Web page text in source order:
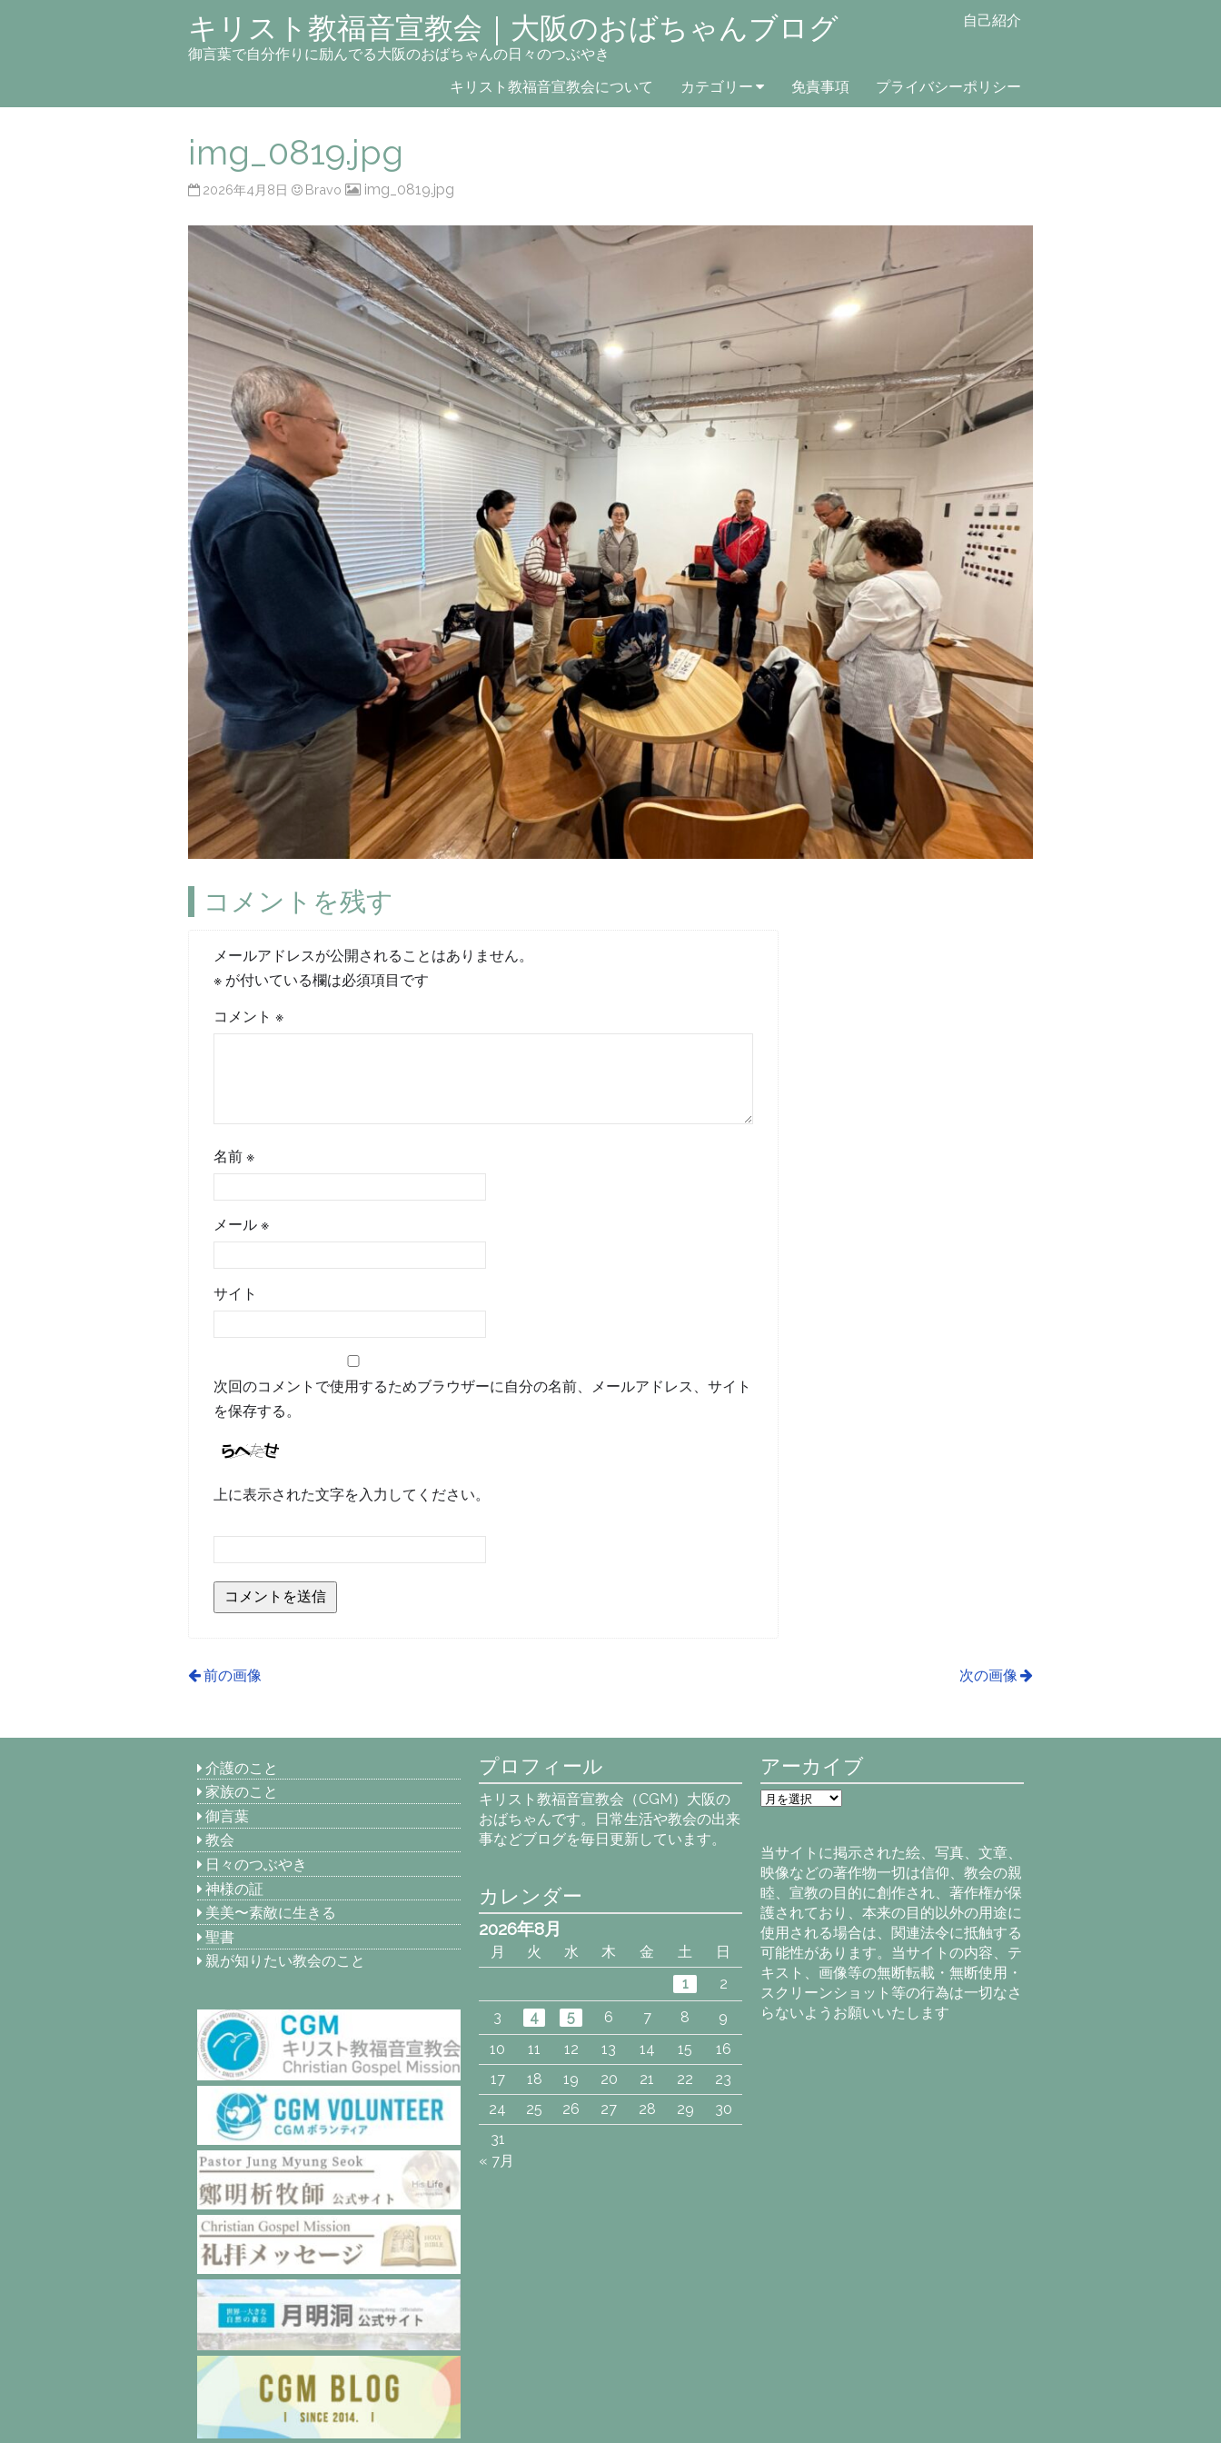
キリスト教福音宣教会｜大阪のおばちゃんブログ
御言葉で自分作りに励んでる大阪のおばちゃんの日々のつぶやき
自己紹介
キリスト教福音宣教会について カテゴリー 免責事項 プライバシーポリシー
img_0819.jpg
2026年4月8日 Bravo img_0819.jpg
コメントを残す
メールアドレスが公開されることはありません。
※ が付いている欄は必須項目です
コメント※
名前※
メール※
サイト
次回のコメントで使用するためブラウザーに自分の名前、メールアドレス、サイト
を保存する。
上に表示された文字を入力してください。
次の画像
前の画像
介護のこと
家族のこと
御言葉
教会
日々のつぶやき
神様の証
美美〜素敵に生きる
聖書
親が知りたい教会のこと
プロフィール
キリスト教福音宣教会（CGM）大阪の
おばちゃんです。日常生活や教会の出来
事などブログを毎日更新しています。
アーカイブ
ア
ー
ブ
当サイトに掲示された絵、写真、文章、
映像などの著作物一切は信仰、教会の親
睦、宣教の目的に創作され、著作権が保
護されており、本来の目的以外の用途に
使用される場合は、関連法令に抵触する
可能性があります。当サイトの内容、テ
キスト、画像等の無断転載・無断使用・
スクリーンショット等の行為は一切なさ
らないようお願いいたします
カレンダー
2026年8月
月 火 水 木 金 土
日
1
2
3
4 5 6 7 8
9
10
11 12 13 14 15
16
17
18 19 20 21 22
23
24
25 26 27 28 29
30
31
« 7月